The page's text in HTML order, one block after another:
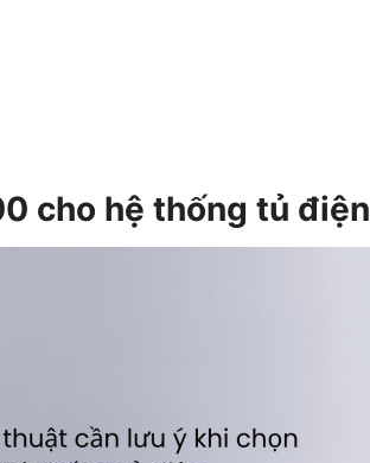
cho hệ thống tủ điện